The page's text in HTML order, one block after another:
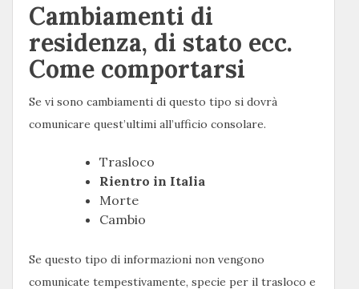
Cambiamenti di
residenza, di stato ecc.
Come comportarsi
Se vi sono cambiamenti di questo tipo si dovrà
comunicare quest’ultimi all’ufficio consolare.
Trasloco
Rientro in Italia
Morte
Cambio
Se questo tipo di informazioni non vengono
comunicate tempestivamente, specie per il trasloco e